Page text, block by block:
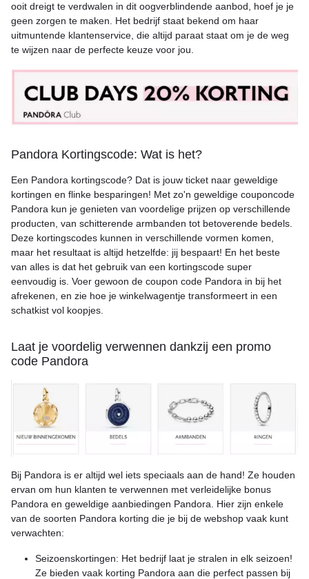
ooit dreigt te verdwalen in dit oogverblindende aanbod, hoef je je
geen zorgen te maken. Het bedrijf staat bekend om haar
uitmuntende klantenservice, die altijd paraat staat om je de weg
te wijzen naar de perfecte keuze voor jou.
Pandora Kortingscode: Wat is het?
Een Pandora kortingscode? Dat is jouw ticket naar geweldige
kortingen en flinke besparingen! Met zo'n geweldige couponcode
Pandora kun je genieten van voordelige prijzen op verschillende
producten, van schitterende armbanden tot betoverende bedels.
Deze kortingscodes kunnen in verschillende vormen komen,
maar het resultaat is altijd hetzelfde: jij bespaart! En het beste
van alles is dat het gebruik van een kortingscode super
eenvoudig is. Voer gewoon de coupon code Pandora in bij het
afrekenen, en zie hoe je winkelwagentje transformeert in een
schatkist vol koopjes.
Laat je voordelig verwennen dankzij een promo
code Pandora
Bij Pandora is er altijd wel iets speciaals aan de hand! Ze houden
ervan om hun klanten te verwennen met verleidelijke bonus
Pandora en geweldige aanbiedingen Pandora. Hier zijn enkele
van de soorten Pandora korting die je bij de webshop vaak kunt
verwachten:
Seizoenskortingen: Het bedrijf laat je stralen in elk seizoen!
Ze bieden vaak korting Pandora aan die perfect passen bij